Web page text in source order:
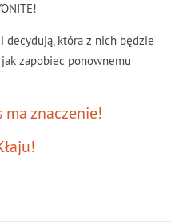
decydują, która z nich będzie
zapobiec ponownemu
znaczenie!